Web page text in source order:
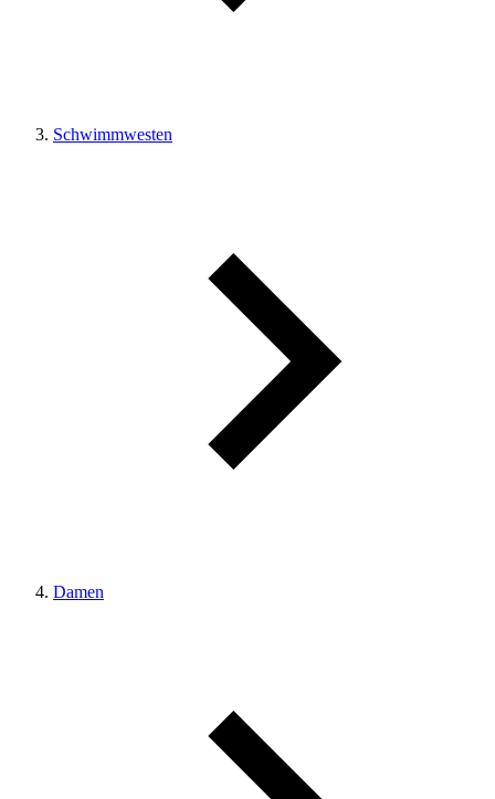
Schwimmwesten
Damen